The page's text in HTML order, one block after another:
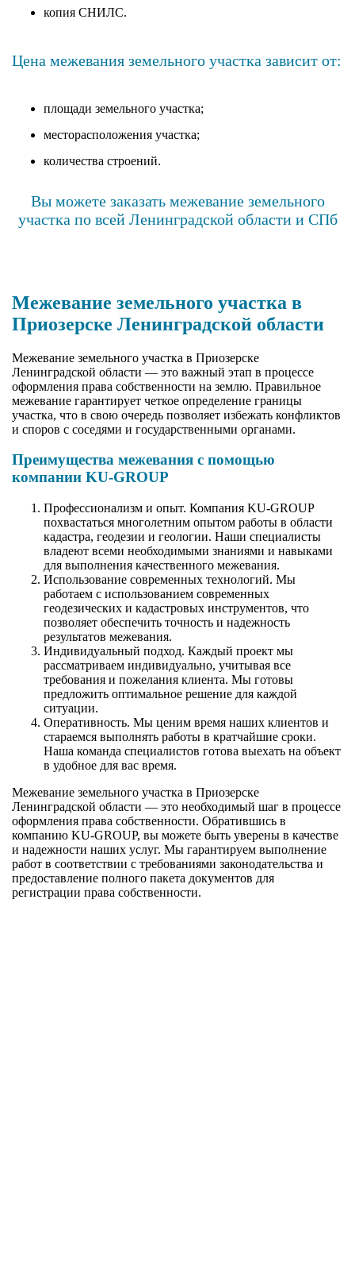
копия СНИЛС.
Цена межевания земельного участка зависит от:
площади земельного участка;
месторасположения участка;
количества строений.
Вы можете заказать межевание земельного
участка по всей Ленинградской области и СПб
Межевание земельного участка в
Приозерске Ленинградской области
Межевание земельного участка в Приозерске
Ленинградской области — это важный этап в процессе
оформления права собственности на землю. Правильное
межевание гарантирует четкое определение границы
участка, что в свою очередь позволяет избежать конфликтов
и споров с соседями и государственными органами.
Преимущества межевания с помощью
компании KU-GROUP
Профессионализм и опыт. Компания KU-GROUP
похвастаться многолетним опытом работы в области
кадастра, геодезии и геологии. Наши специалисты
владеют всеми необходимыми знаниями и навыками
для выполнения качественного межевания.
Использование современных технологий. Мы
работаем с использованием современных
геодезических и кадастровых инструментов, что
позволяет обеспечить точность и надежность
результатов межевания.
Индивидуальный подход. Каждый проект мы
рассматриваем индивидуально, учитывая все
требования и пожелания клиента. Мы готовы
предложить оптимальное решение для каждой
ситуации.
Оперативность. Мы ценим время наших клиентов и
стараемся выполнять работы в кратчайшие сроки.
Наша команда специалистов готова выехать на объект
в удобное для вас время.
Межевание земельного участка в Приозерске
Ленинградской области — это необходимый шаг в процессе
оформления права собственности. Обратившись в
компанию KU-GROUP, вы можете быть уверены в качестве
и надежности наших услуг. Мы гарантируем выполнение
работ в соответствии с требованиями законодательства и
предоставление полного пакета документов для
регистрации права собственности.